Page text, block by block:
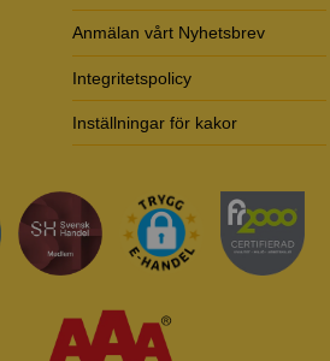
Anmälan vårt Nyhetsbrev
Integritetspolicy
Inställningar för kakor